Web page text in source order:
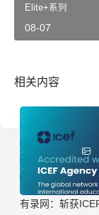
Elite+系列
08-07
相关内容
有录网：斩获